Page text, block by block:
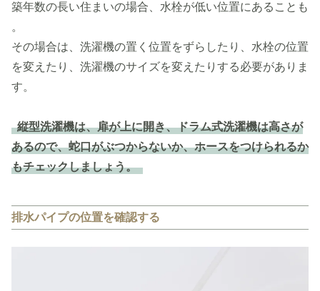
築年数の長い住まいの場合、水栓が低い位置にあることも
。
その場合は、洗濯機の置く位置をずらしたり、水栓の位置
を変えたり、洗濯機のサイズを変えたりする必要がありま
す。
縦型洗濯機は、扉が上に開き、ドラム式洗濯機は高さが
あるので、蛇口がぶつからないか、ホースをつけられるか
もチェックしましょう。
排水パイプの位置を確認する